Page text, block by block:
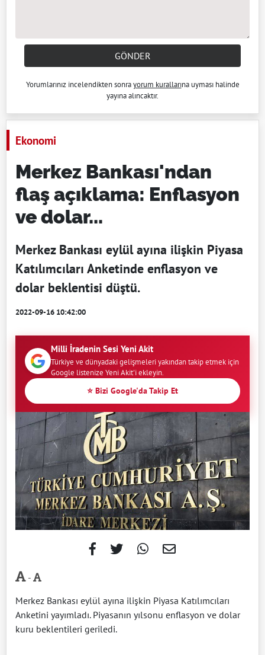
GÖNDER
Yorumlarınız incelendikten sonrayorum kurallarına uyması halinde
yayına alıncaktır.
Ekonomi
Merkez Bankası'ndan
flaş açıklama: Enflasyon
ve dolar...
Merkez Bankası eylül ayına ilişkin Piyasa
Katılımcıları Anketinde enflasyon ve
dolar beklentisi düştü.
2022-09-16 10:42:00
Milli İradenin Sesi Yeni Akit
Türkiye ve dünyadaki gelişmeleri yakından takip etmek için
Google listenize Yeni Akit'i ekleyin.
⭐ Bizi Google'da Takip Et
-
Merkez Bankası eylül ayına ilişkin Piyasa Katılımcıları
Anketini yayımladı. Piyasanın yılsonu enflasyon ve dolar
kuru beklentileri geriledi.